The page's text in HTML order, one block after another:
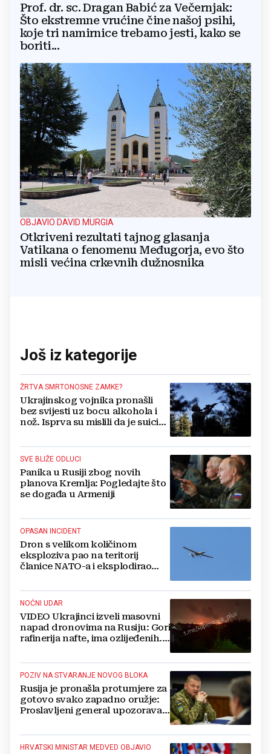
Prof. dr. sc. Dragan Babić za Večernjak:
Što ekstremne vrućine čine našoj psihi,
koje tri namirnice trebamo jesti, kako se
boriti...
OBJAVIO DAVID MURGIA
Otkriveni rezultati tajnog glasanja
Vatikana o fenomenu Međugorja, evo što
misli većina crkevnih dužnosnika
Još iz kategorije
ŽRTVA SMRTONOSNE ZAMKE?
Ukrajinskog vojnika pronašli
bez svijesti uz bocu alkohola i
nož. Isprva su mislili da je suicid,
SVE BLIŽE ODLUCI
Panika u Rusiji zbog novih
planova Kremlja: Pogledajte što
se događa u Armeniji
OPASAN INCIDENT
Dron s velikom količinom
eksploziva pao na teritorij
članice NATO-a i eksplodirao
NOĆNI UDAR
VIDEO Ukrajinci izveli masovni
napad dronovima na Rusiju: Gori
rafinerija nafte, ima ozlijeđenih.
POZIV NA STVARANJE NOVOG BLOKA
Rusija je pronašla protumjere za
gotovo svako zapadno oružje:
Proslavljeni general upozorava
HRVATSKI MINISTAR MEDVED OBJAVIO